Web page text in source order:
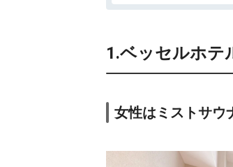
1.ベッセルホテ
女性はミストサウ